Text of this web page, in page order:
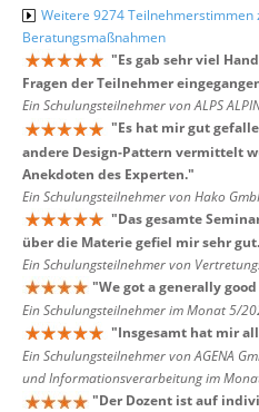
Weitere 9274 Teilnehmerstimmen
Beratungsmaßnahmen
"Es gab sehr viel
Fragen der Teilnehmer
Ein Schulungsteilnehmer von ALPS
"Es hat mir gut
andere Design-Pattern vermittelt
Anekdoten des Experten."
Ein Schulungsteilnehmer von Hako
"Das gesamte
über die Materie gefiel mir sehr gut.
Ein Schulungsteilnehmer von
"We got a generally
Ein Schulungsteilnehmer im Monat 5/
"Insgesamt hat mir
Ein Schulungsteilnehmer von AGENA
und Informationsverarbeitung im
"Der Dozent ist auf